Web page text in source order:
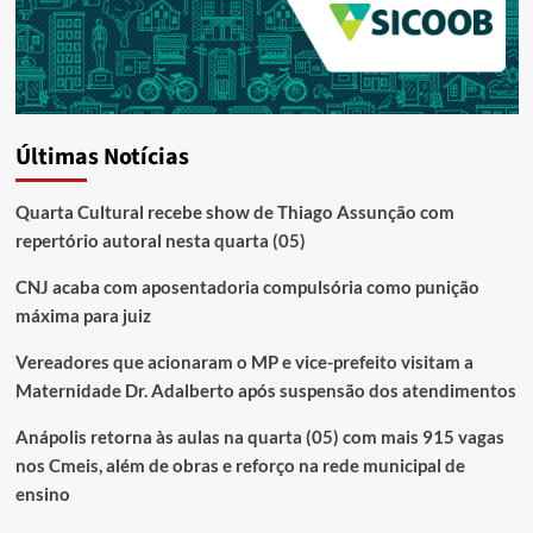
Últimas Notícias
Quarta Cultural recebe show de Thiago Assunção com
repertório autoral nesta quarta (05)
CNJ acaba com aposentadoria compulsória como punição
máxima para juiz
Vereadores que acionaram o MP e vice-prefeito visitam a
Maternidade Dr. Adalberto após suspensão dos atendimentos
Anápolis retorna às aulas na quarta (05) com mais 915 vagas
nos Cmeis, além de obras e reforço na rede municipal de
ensino